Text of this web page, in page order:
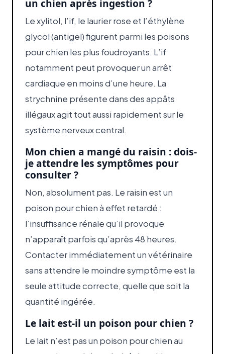
un chien après ingestion ?
Le xylitol, l’if, le laurier rose et l’éthylène
glycol (antigel) figurent parmi les poisons
pour chien les plus foudroyants. L’if
notamment peut provoquer un arrêt
cardiaque en moins d’une heure. La
strychnine présente dans des appâts
illégaux agit tout aussi rapidement sur le
système nerveux central.
Mon chien a mangé du raisin : dois-
je attendre les symptômes pour
consulter ?
Non, absolument pas. Le raisin est un
poison pour chien à effet retardé :
l’insuffisance rénale qu’il provoque
n’apparaît parfois qu’après 48 heures.
Contacter immédiatement un vétérinaire
sans attendre le moindre symptôme est la
seule attitude correcte, quelle que soit la
quantité ingérée.
Le lait est-il un poison pour chien ?
Le lait n’est pas un poison pour chien au